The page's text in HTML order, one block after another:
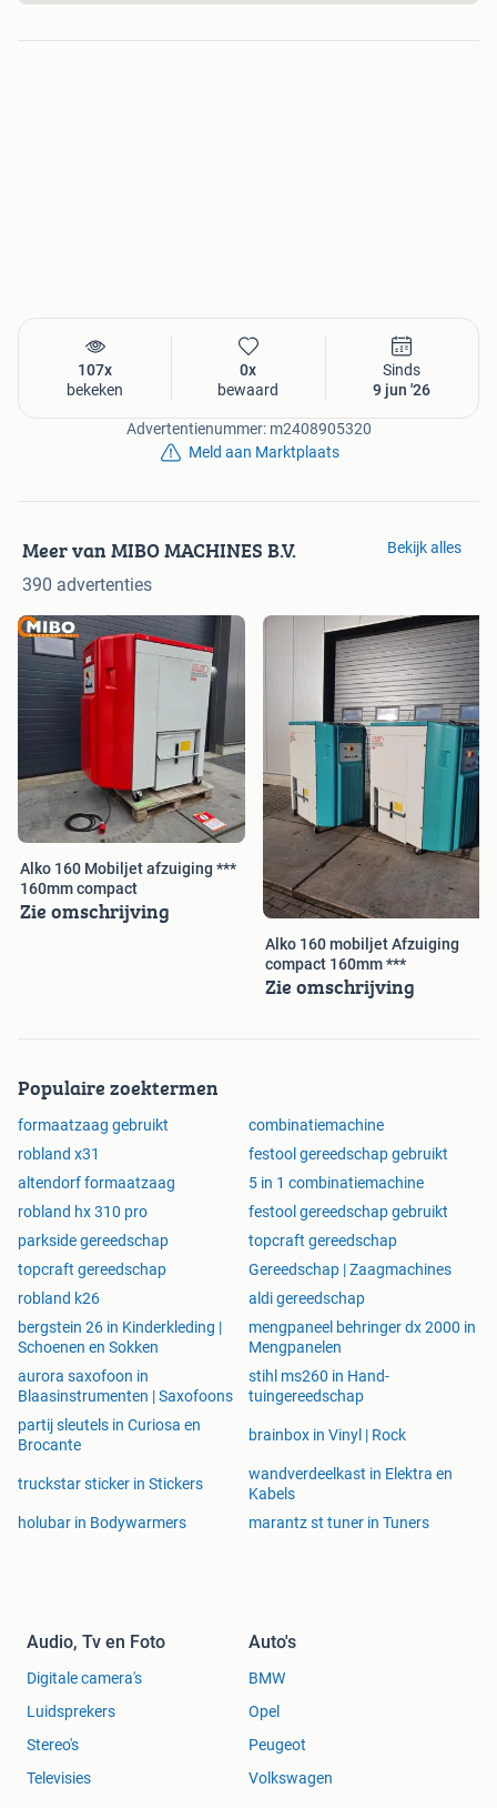
107x
bekeken
0x
bewaard
Sinds
9 jun '26
Advertentienummer: m2408905320
Meld aan Marktplaats
Meer van MIBO MACHINES B.V.
390 advertenties
Bekijk alles
Alko 160 Mobiljet afzuiging ***
160mm compact
Zie omschrijving
Alko 160 mobiljet Afzuiging
compact 160mm ***
Zie omschrijving
Populaire zoektermen
formaatzaag gebruikt
combinatiemachine
robland x31
festool gereedschap gebruikt
altendorf formaatzaag
5 in 1 combinatiemachine
robland hx 310 pro
festool gereedschap gebruikt
parkside gereedschap
topcraft gereedschap
topcraft gereedschap
Gereedschap | Zaagmachines
robland k26
aldi gereedschap
bergstein 26 in Kinderkleding |
Schoenen en Sokken
mengpaneel behringer dx 2000 in
Mengpanelen
aurora saxofoon in
Blaasinstrumenten | Saxofoons
stihl ms260 in Hand-
tuingereedschap
partij sleutels in Curiosa en
Brocante
brainbox in Vinyl | Rock
truckstar sticker in Stickers
wandverdeelkast in Elektra en
Kabels
holubar in Bodywarmers
marantz st tuner in Tuners
Audio, Tv en Foto
Digitale camera's
Luidsprekers
Stereo's
Televisies
Auto's
BMW
Opel
Peugeot
Volkswagen